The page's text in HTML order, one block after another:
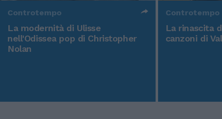
Controtempo
La modernità di Ulisse
nell'Odissea pop di Christopher
Nolan
Controtempo
La rinascita
canzoni di